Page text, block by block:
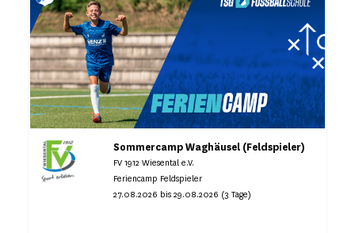
Sommercamp Waghäusel (Feldspieler)
FV 1912 Wiesental e.V.
Feriencamp Feldspieler
27.08.2026 bis 29.08.2026 (3 Tage)